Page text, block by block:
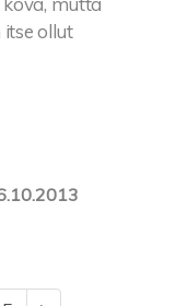
itse ollut